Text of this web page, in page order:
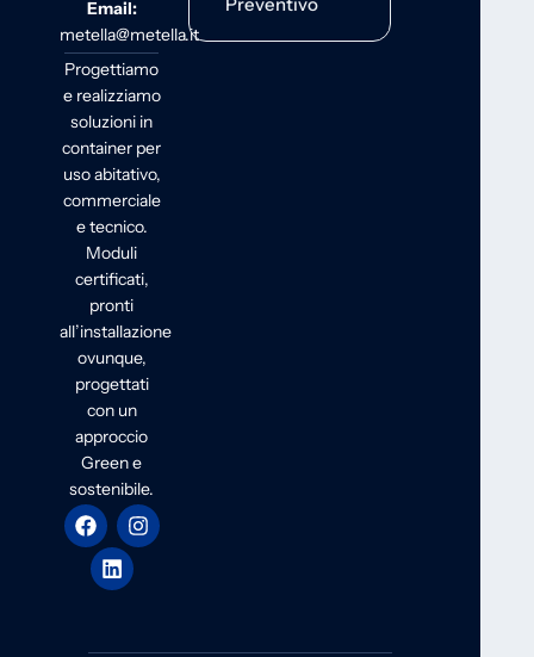
Email:
metella@metella.it
Progettiamo
e realizziamo
soluzioni in
container per
uso abitativo,
commerciale
e tecnico.
Moduli
certificati,
pronti
all’installazione
ovunque,
progettati
con un
approccio
Green e
sostenibile.